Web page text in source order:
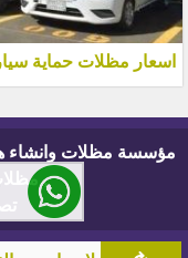
اسعار مظلات حماية
مؤسسة مظلات وانشاء
,